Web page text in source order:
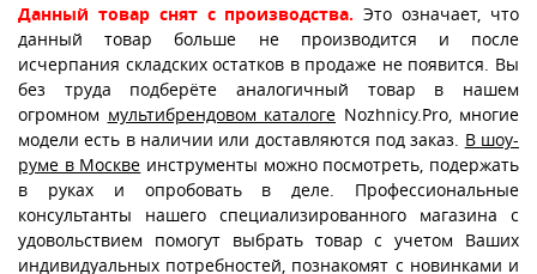
Данный товар снят с производства. Это означает, что
данный товар больше не производится и после
исчерпания складских остатков в продаже не появится. Вы
без труда подберёте аналогичный товар в нашем
огромном мультибрендовом каталоге Nozhnicy.Pro, многие
модели есть в наличии или доставляются под заказ. В шоу-
руме в Москве инструменты можно посмотреть, подержать
в руках и опробовать в деле. Профессиональные
консультанты нашего специализированного магазина с
удовольствием помогут выбрать товар с учетом Ваших
индивидуальных потребностей, познакомят с новинками и